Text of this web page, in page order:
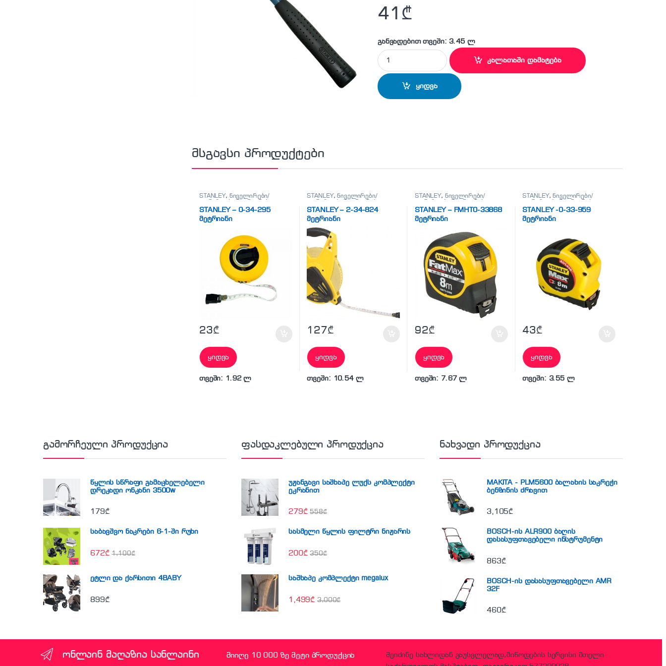
41 ₾
განვადებით თვეში: 3.45 ლ
STANLEY - 1-51-489 ჩაქუჩი quantity
კალათაში დამატება
ყიდვა
მსგავსი პროდუქტები
STANLEY, ნიველირები/
STANLEY – 0-34-295
მეტრიანი
23₾
ყიდვა
თვეში: 1.92 ლ
STANLEY,ნიველირები/
STANLEY – 2-34-824
მეტრიანი
127₾
ყიდვა
თვეში: 10.54 ლ
STANLEY, ნიველირები/
STANLEY – FMHT0-33868
მეტრიანი
92₾
ყიდვა
თვეში: 7.67 ლ
STANLEY,ნიველირები/
STANLEY -0-33-959
მეტრიანი
43₾
ყიდვა
თვეში: 3.55 ლ
გამორჩეული პროდუქცია
წყლის სწრაფი გამაცხელებელი
დრეკადი ონკანი 3500w
179₾
საბავშვო ნაკრები 6-1-ში რუხი
672₾ 1,100₾
ეტლი და ქარსითი 4BABY
899₾
ფასდაკლებული პროდუქცია
უჟანგავი საშხაპე ლუქს კომპლექტი
ეკრანით
279₾ 558₾
სასმელი წყლის ფილტრი ნიჟარის
200₾ 350₾
საშხაპე კომპლექტი megalux
1,499₾ 3,000₾
ნახვადი პროდუქცია
MAKITA - PLM5600 ბალახის საკრეჭი
ბენზინის ძრავით
3,105₾
BOSCH-ის ALR900 ბაღის
დასასუფთავებელი ინსტრუმენტი
863₾
BOSCH-ის დასასუფთავებელი AMR
32F
460₾
ონლაინ მაღაზია სანლაინი მიიღე 10 000 ზე მეტი პროდუქცია
შეიძინე სახლიდან გაუსვლელად,მიწოდების სერვისი მთელი